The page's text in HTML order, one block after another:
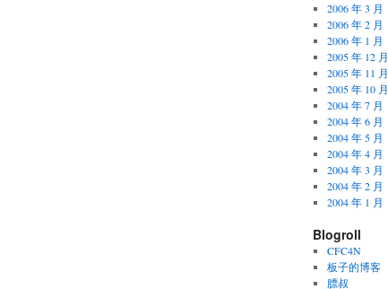
2006 年 3 月
2006 年 2 月
2006 年 1 月
2005 年 12 月
2005 年 11 月
2005 年 10 月
2004 年 7 月
2004 年 6 月
2004 年 5 月
2004 年 4 月
2004 年 3 月
2004 年 2 月
2004 年 1 月
Blogroll
CFC4N
板子的博客
膘叔